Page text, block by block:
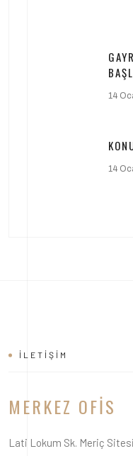
14
14
İLETIŞIM
MERKEZ OFIS
Lati Lokum Sk. Meriç